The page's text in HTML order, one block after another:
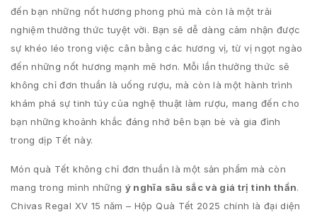
đến bạn những nốt hương phong phú mà còn là một trải
nghiệm thưởng thức tuyệt vời. Bạn sẽ dễ dàng cảm nhận được
sự khéo léo trong việc cân bằng các hương vị, từ vị ngọt ngào
đến những nốt hương mạnh mẽ hơn. Mỗi lần thưởng thức sẽ
không chỉ đơn thuần là uống rượu, mà còn là một hành trình
khám phá sự tinh túy của nghệ thuật làm rượu, mang đến cho
bạn những khoảnh khắc đáng nhớ bên bạn bè và gia đình
trong dịp Tết này.
Món quà Tết không chỉ đơn thuần là một sản phẩm mà còn
mang trong mình những ý nghĩa sâu sắc và giá trị tinh thần.
Chivas Regal XV 15 năm – Hộp Quà Tết 2025 chính là đại diện